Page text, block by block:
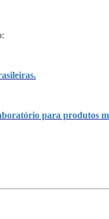
para produtos